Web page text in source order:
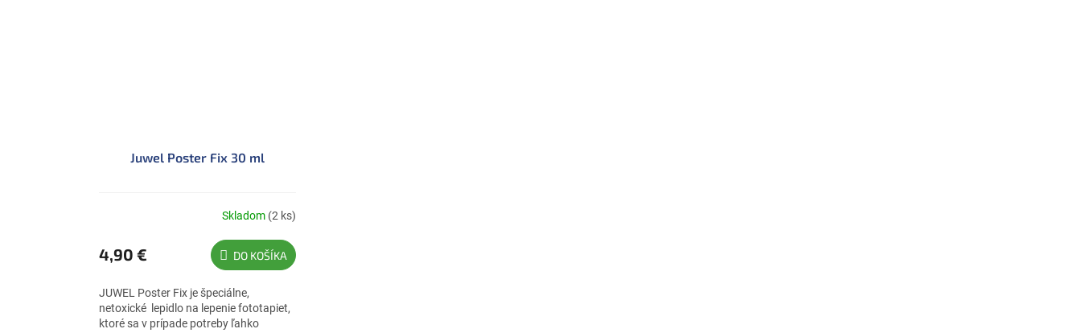
Juwel Poster Fix 30 ml
Skladom (2 ks)
4,90 € DO KOŠÍKA
JUWEL Poster Fix je špeciálne,
netoxické lepidlo na lepenie fototapiet,
ktoré sa v prípade potreby ľahko